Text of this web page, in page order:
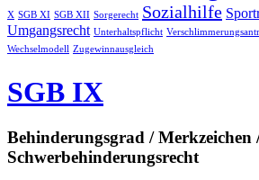
X SGB XI SGB XII Sorgerecht Sozialhilfe
Umgangsrecht Unterhaltspflicht
Wechselmodell Zugewinnausgleich
SGB IX
Behinderungsgrad / Merkzeichen
Schwerbehinderungsrecht